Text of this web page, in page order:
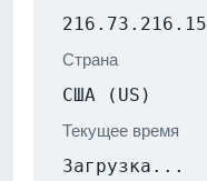
216.73.216.15
Страна
США (US)
Текущее время
Загрузка...